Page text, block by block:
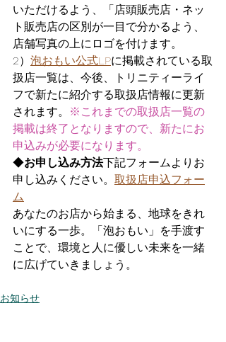
いただけるよう、「店頭販売店・ネッ
ト販売店の区別が一目で分かるよう、
店舗写真の上にロゴを付けます。
2） 泡おもい公式LPに掲載されている取
扱店一覧は、今後、トリニティーライ
フで新たに紹介する取扱店情報に更新
されます。
※これまでの取扱店一覧の
掲載は終了となりますので、新たにお
申込みが必要になります。
◆お申し込み方法下記フォームよりお
申し込みください。 取扱店申込フォー
ム
あなたのお店から始まる、地球をきれ
いにする一歩。「泡おもい」を手渡す
ことで、環境と人に優しい未来を一緒
に広げていきましょう。
お知らせ